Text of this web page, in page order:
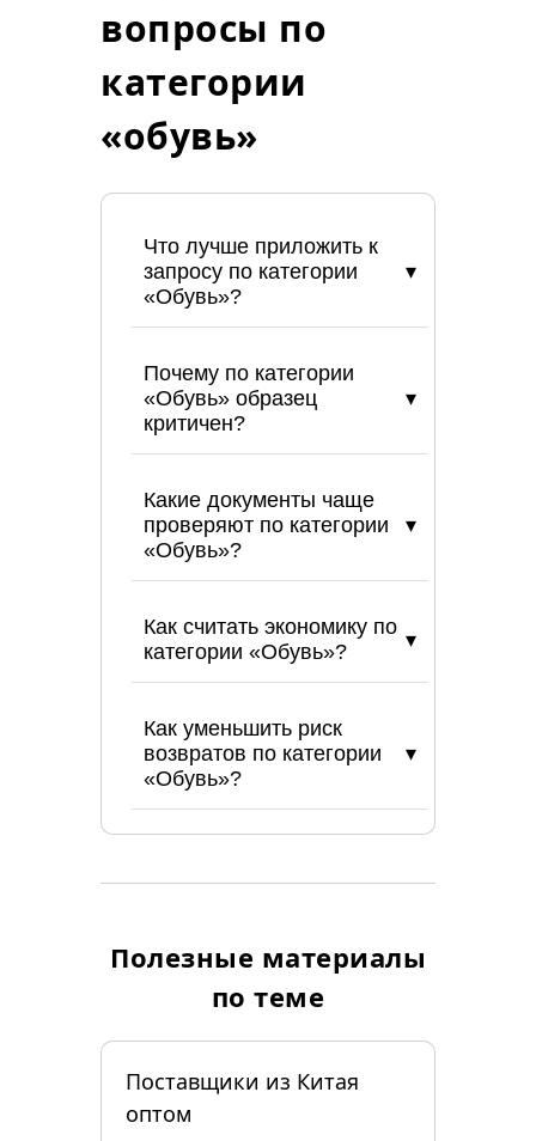
вопросы по
категории
«обувь»
Что лучше приложить к
запросу по категории
«Обувь»?
Почему по категории
«Обувь» образец
критичен?
Какие документы чаще
проверяют по категории
«Обувь»?
Как считать экономику по
категории «Обувь»?
Как уменьшить риск
возвратов по категории
«Обувь»?
Полезные материалы
по теме
Поставщики из Китая
оптом